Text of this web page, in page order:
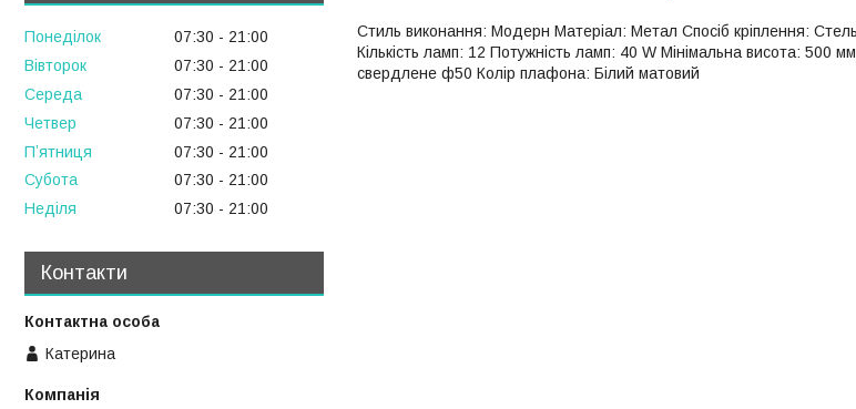
Стиль виконання: Модерн Матеріал: Метал Спосіб кріплення:
Кількість ламп: 12 Потужність ламп: 40 W Мінімальна висота:
свердлене ф50 Колір плафона: Білий матовий
Понеділок 07:30
21:00
Вівторок
07:30
21:00
Середа
07:30
21:00
Четвер
07:30
21:00
Пʼятниця
07:30
21:00
Субота
07:30
21:00
Неділя
07:30 21:00
Контакти
Катерина